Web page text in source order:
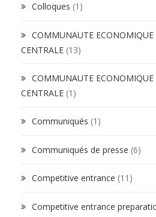
Colloques (1)
COMMUNAUTE ECONOMIQUE
CENTRALE (13)
COMMUNAUTE ECONOMIQUE
CENTRALE (1)
Communiqués (1)
Communiqués de presse (6)
Competitive entrance (11)
Competitive entrance